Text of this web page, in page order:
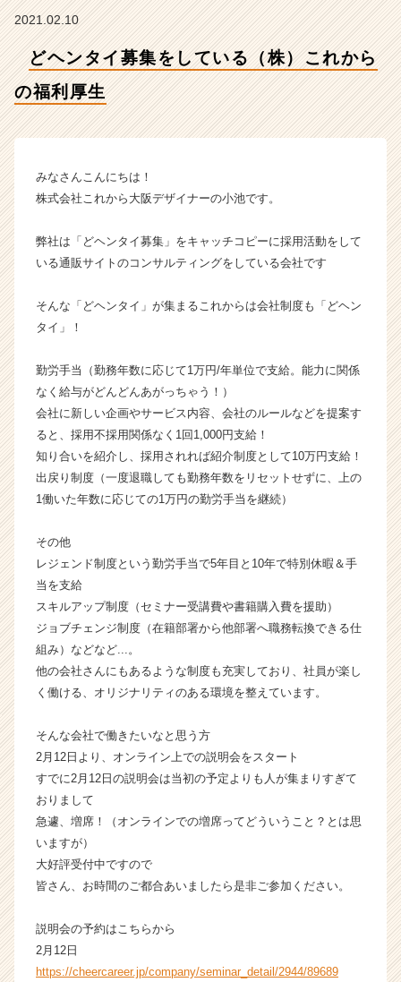
イ
ン】
成
企
業
ら
ト
が
届
く
就
活
イ
ア
ャ
リ
ア
h
e
r
C
a
e
2021.02.10
どヘンタイ募集をしている（株）これから
の福利厚生
みなさんこんにちは！
株式会社これから大阪デザイナーの小池です。
弊社は「どヘンタイ募集」をキャッチコピーに採用活動をして
いる通販サイトのコンサルティングをしている会社です
そんな「どヘンタイ」が集まるこれからは会社制度も「どヘン
タイ」！
勤労手当（勤務年数に応じて1万円/年単位で支給。能力に関係
なく給与がどんどんあがっちゃう！）
会社に新しい企画やサービス内容、会社のルールなどを提案す
ると、採用不採用関係なく1回1,000円支給！
知り合いを紹介し、採用されれば紹介制度として10万円支給！
出戻り制度（一度退職しても勤務年数をリセットせずに、上の
1働いた年数に応じての1万円の勤労手当を継続）
その他
レジェンド制度という勤労手当で5年目と10年で特別休暇＆手
当を支給
スキルアップ制度（セミナー受講費や書籍購入費を援助）
ジョブチェンジ制度（在籍部署から他部署へ職務転換できる仕
組み）などなど...。
他の会社さんにもあるような制度も充実しており、社員が楽し
く働ける、オリジナリティのある環境を整えています。
そんな会社で働きたいなと思う方
2月12日より、オンライン上での説明会をスタート
すでに2月12日の説明会は当初の予定よりも人が集まりすぎて
おりまして
急遽、増席！（オンラインでの増席ってどういうこと？とは思
いますが）
大好評受付中ですので
皆さん、お時間のご都合あいましたら是非ご参加ください。
説明会の予約はこちらから
2月12日
https://cheercareer.jp/company/seminar_detail/2944/89689